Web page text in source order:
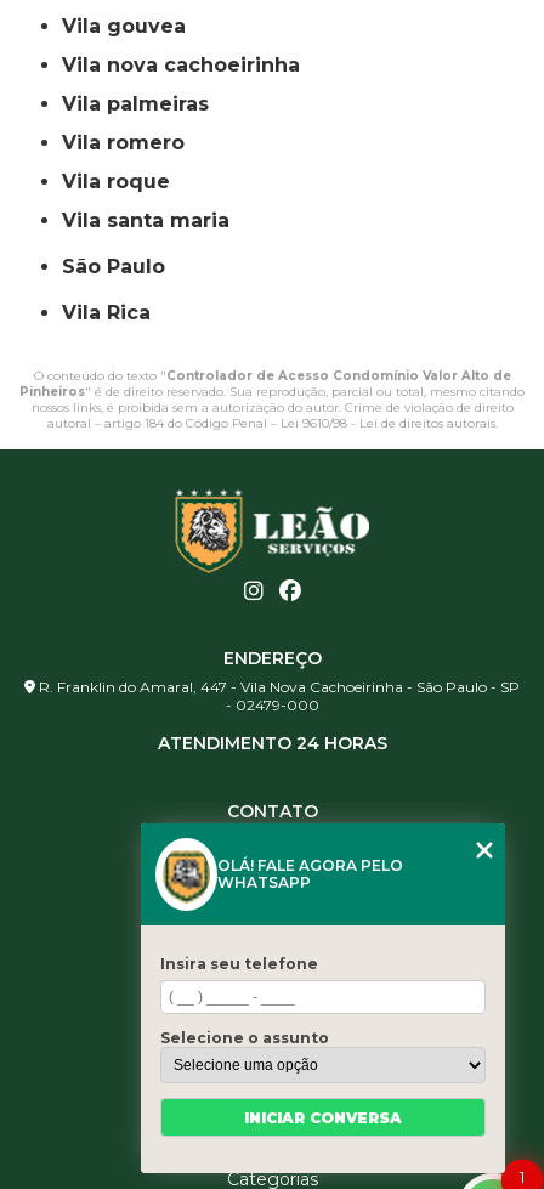
vila gouvea
vila nova cachoeirinha
vila palmeiras
vila romero
vila roque
vila santa maria
São Paulo
Vila Rica
O conteúdo do texto "Controlador de Acesso Condomínio Valor Alto de
Pinheiros" é de direito reservado. Sua reprodução, parcial ou total, mesmo citando
nossos links, é proibida sem a autorização do autor. Crime de violação de direito
autoral – artigo 184 do Código Penal – Lei 9610/98 - Lei de direitos autorais.
ENDEREÇO
R. Franklin do Amaral, 447 - Vila Nova Cachoeirinha - São Paulo - SP
- 02479-000
ATENDIMENTO 24 HORAS
CONTATO
(11) 3461-5871
contato@leaoservicos.com.br
Home
Quem somos
Serviços
Blog
Categorias
1
OLÁ! FALE AGORA PELO
WHATSAPP
Insira seu telefone
Selecione o assunto
INICIAR CONVERSA